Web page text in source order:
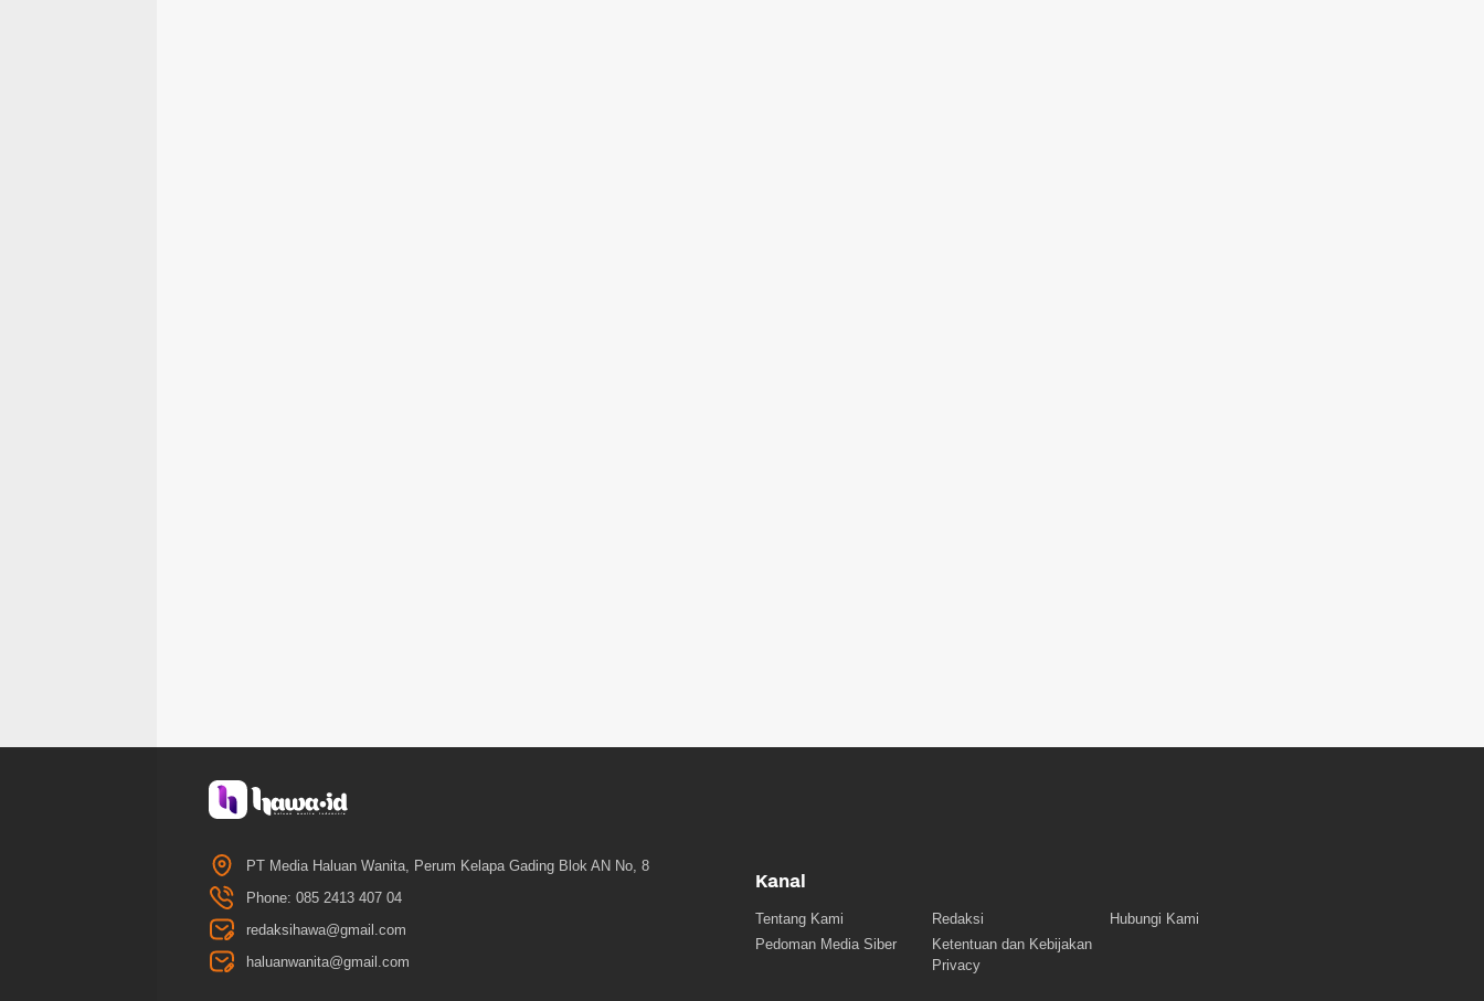
PT Media Haluan Wanita, Perum Kelapa Gading Blok AN No, 8
Phone: 085 2413 407 04
redaksihawa@gmail.com
haluanwanita@gmail.com
Kanal
Tentang Kami Redaksi
Hubungi Kami
Pedoman Media Siber
Ketentuan dan Kebijakan
Privacy